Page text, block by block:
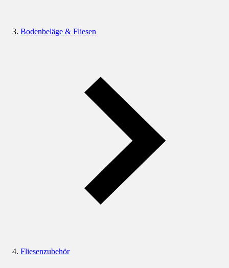
Bodenbeläge & Fliesen
Fliesenzubehör